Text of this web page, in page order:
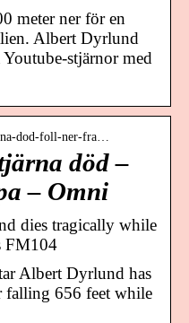
meter ner för en
Albert Dyrlund
stjärnor med
dod-foll-ner-fra…
död –
– Omni
dies tragically while
FM104
Albert Dyrlund has
falling 656 feet while